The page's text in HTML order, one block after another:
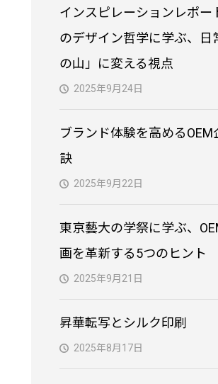
PVC製3Dキー
オリジナル型ク
オリジナルトー
インスピレーションレポー
のデザイン哲学に学ぶ、日
の山」に変える視点
2025年9月24日
ブランド体験を高めるOEM
訣
2025年9月22日
東京藝大の学祭に学ぶ、
画を革新する5つのヒント
2025年9月21日
昇華転写とシルク印刷
2025年8月17日